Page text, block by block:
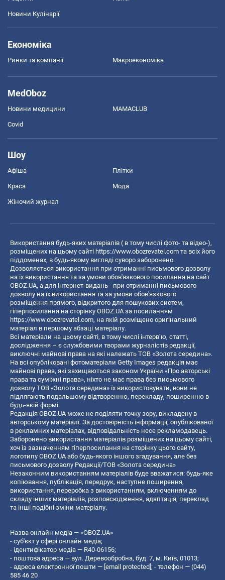
Новини Кулінарії
Економіка
Ринки та компанії Макроекономіка
MedOboz
Новини медицини MAMACLUB
Covid
Шоу
Афіша Плітки
Краса Мода
Жіночий журнал
Використання будь-яких матеріалів ( в тому числі фото- та відео-),
розміщених на цьому сайті https://www.obozrevatel.com та всіх його
піддоменах, в будь-якому вигляді суворо заборонено.
Дозволяється використання при отриманні письмового дозволу
на їх використання та за умови обов'язкового посилання на сайт
OBOZ.UA, а для інтернет-видань - при отриманні письмового
дозволу на їх використання та за умови обов'язкового
розміщення прямого, відкритого для пошукових систем,
гіперпосилання на сторінку OBOZ.UA за посиланням
https://www.obozrevatel.com, на якій розміщено оригінальний
матеріал в першому абзаці матеріалу.
Всі матеріали на цьому сайті, в тому числі інтерв’ю, статті,
дослідження – є службовими творами журналістів редакції,
виключні майнові права на які належать ТОВ «Золота середина».
На всі опубліковані фотоматеріали Getty Images редакція має
майнові права, які захищаються законом України «Про авторські
права та суміжні права», ніхто не має права без письмового
дозволу ТОВ «Золота середина» їх використовувати, вони не
підлягають подальшому відтворенню, перекладу, поширенню в
будь-якій формі.
Редакція OBOZ.UA може не поділяти точку зору, викладену в
авторському матеріалі. За достовірність інформації, опублікованої
в рекламних матеріалах, відповідальність несе рекламодавець.
Заборонено використання матеріалів розміщених на цьому сайті,
хоч із зазначенням гіперпосилання на сторінку цього сайту,
логотипу OBOZ.UA або будь-якого іншого згадування, але без
письмового дозволу Редакції/ТОВ «Золота середина»
Незаконним використанням матеріалів буде вважатися: будь-яке
копiювання, публiкацiя, передрук, наступне поширення,
використання, переробка з використанням, включенням до
складу інших матеріалів, розповсюдження, адаптація, переклад
та інші подібні зміни матеріалу.
Назва онлайн медіа — «OBOZ.UA»
- суб'єкт у сфері онлайн медіа;
- ідентифікатор медіа — R40-06156;
- поштова адреса — вул. Деревообробна, буд. 7, м. Київ, 01013;
- адреса електронної пошти — [email protected]; - телефон — (044)
585 46 20